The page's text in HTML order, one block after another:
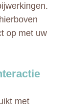
op met uw
met